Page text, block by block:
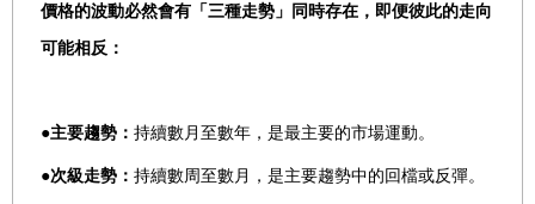
價格的波動必然會有「三種走勢」同時存在，即便彼此的走向
可能相反：
●主要趨勢： 持續數月至數年，是最主要的市場運動。
●次級走勢： 持續數周至數月，是主要趨勢中的回檔或反彈。